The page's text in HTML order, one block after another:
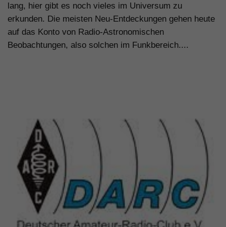
lang, hier gibt es noch vieles im Universum zu
erkunden. Die meisten Neu-Entdeckungen gehen heute
auf das Konto von Radio-Astronomischen
Beobachtungen, also solchen im Funkbereich....